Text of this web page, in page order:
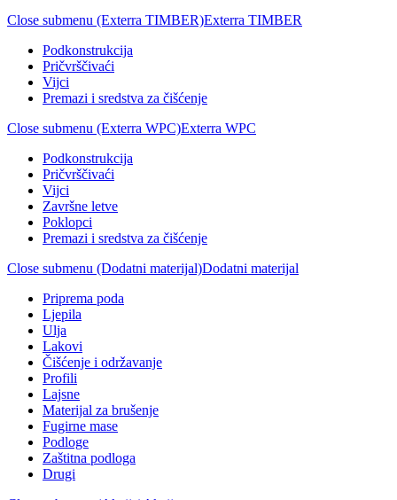
Close submenu (Exterra TIMBER)Exterra TIMBER
Podkonstrukcija
Pričvrščivaći
Vijci
Premazi i sredstva za čišćenje
Close submenu (Exterra WPC)Exterra WPC
Podkonstrukcija
Pričvrščivaći
Vijci
Završne letve
Poklopci
Premazi i sredstva za čišćenje
Close submenu (Dodatni materijal)Dodatni materijal
Priprema poda
Ljepila
Ulja
Lakovi
Čišćenje i održavanje
Profili
Lajsne
Materijal za brušenje
Fugirne mase
Podloge
Zaštitna podloga
Drugi